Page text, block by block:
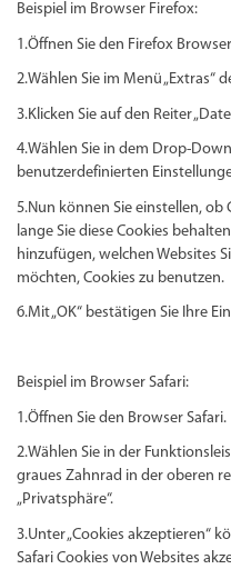
Beispiel im Browser Firefox:
1.Öffnen Sie den Firefox
2.Wählen Sie im Menü „Extras“
3.Klicken Sie auf den Reiter
4.Wählen Sie in dem Drop-
benutzerdefinierten
5.Nun können Sie einstellen,
lange Sie diese Cookies
hinzufügen, welchen Websites
möchten, Cookies zu benutzen.
6.Mit „OK“ bestätigen Sie Ihre
Beispiel im Browser Safari:
1.Öffnen Sie den Browser Safari.
2.Wählen Sie in der
graues Zahnrad in der oberen
„Privatsphäre“.
3.Unter „Cookies akzeptieren“
Safari Cookies von Websites